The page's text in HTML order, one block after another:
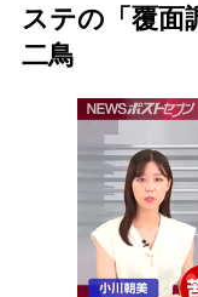
ステの「覆面
二鳥